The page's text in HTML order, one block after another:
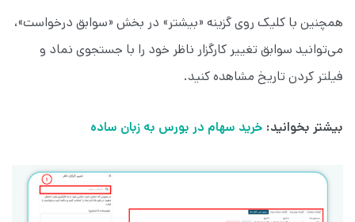
همچنین با کلیک روی گزینه «بیشتر» در بخش «سوابق درخواست»،
می‌توانید سوابق تغییر کارگزار ناظر خود را با جستجوی نماد و
فیلتر کردن تاریخ مشاهده کنید.
بیشتر بخوانید: خرید سهام در بورس به زبان ساده